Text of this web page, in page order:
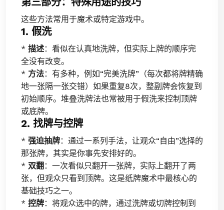
这些方法常用于魔术或特定游戏中。
1. 假洗
* 描述：看似在认真地洗牌，但实际上牌的顺序完
全没有改变。
* 方法：有多种，例如“完美洗牌”（每次都将牌精确
地一张隔一张交错）如果重复8次，整副牌会恢复到
初始顺序。堆叠洗牌法也常被用于假洗来控制顶牌
或底牌。
2. 找牌与控牌
* 强迫抽牌：通过一系列手法，让观众“自由”选择的
那张牌，其实是你事先安排好的。
* 双翻 ：一次看似只翻开一张牌，实际上翻开了两
张，但观众只看到顶牌。这是纸牌魔术中最核心的
基础技巧之一。
* 控牌：将观众选中的牌，通过洗牌或切牌控制到